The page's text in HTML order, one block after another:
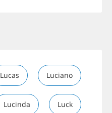
Lucas Luciano
Lucinda Luck